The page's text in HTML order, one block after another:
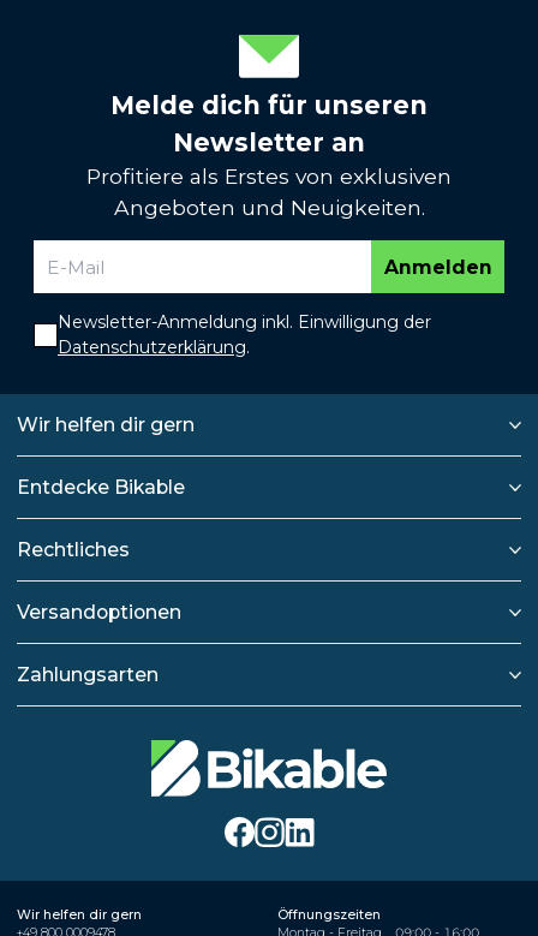
Melde dich für unseren
Newsletter an
Profitiere als Erstes von exklusiven
Angeboten und Neuigkeiten.
Anmelden
Newsletter-Anmeldung inkl. Einwilligung der
Datenschutzerklärung.
Wir helfen dir gern
Entdecke Bikable
Rechtliches
Versandoptionen
Zahlungsarten
Wir helfen dir gern
Öffnungszeiten